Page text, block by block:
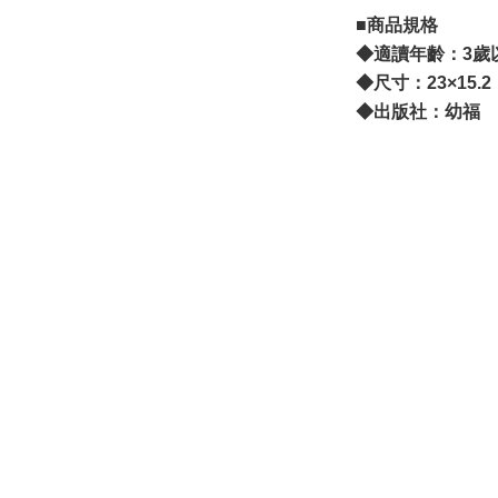
■商品規格
◆適讀年齡：3歲
◆尺寸：23×15.2
◆出版社：幼福